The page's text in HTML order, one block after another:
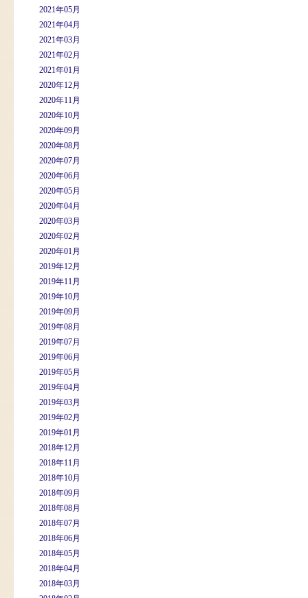
2021年05月
2021年04月
2021年03月
2021年02月
2021年01月
2020年12月
2020年11月
2020年10月
2020年09月
2020年08月
2020年07月
2020年06月
2020年05月
2020年04月
2020年03月
2020年02月
2020年01月
2019年12月
2019年11月
2019年10月
2019年09月
2019年08月
2019年07月
2019年06月
2019年05月
2019年04月
2019年03月
2019年02月
2019年01月
2018年12月
2018年11月
2018年10月
2018年09月
2018年08月
2018年07月
2018年06月
2018年05月
2018年04月
2018年03月